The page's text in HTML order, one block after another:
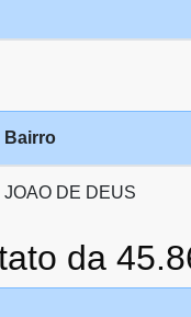
Bairro
JOAO DE DEUS
da